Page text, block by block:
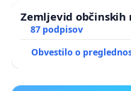
Zemljevid občinskih
87 podpisov
Obvestilo o